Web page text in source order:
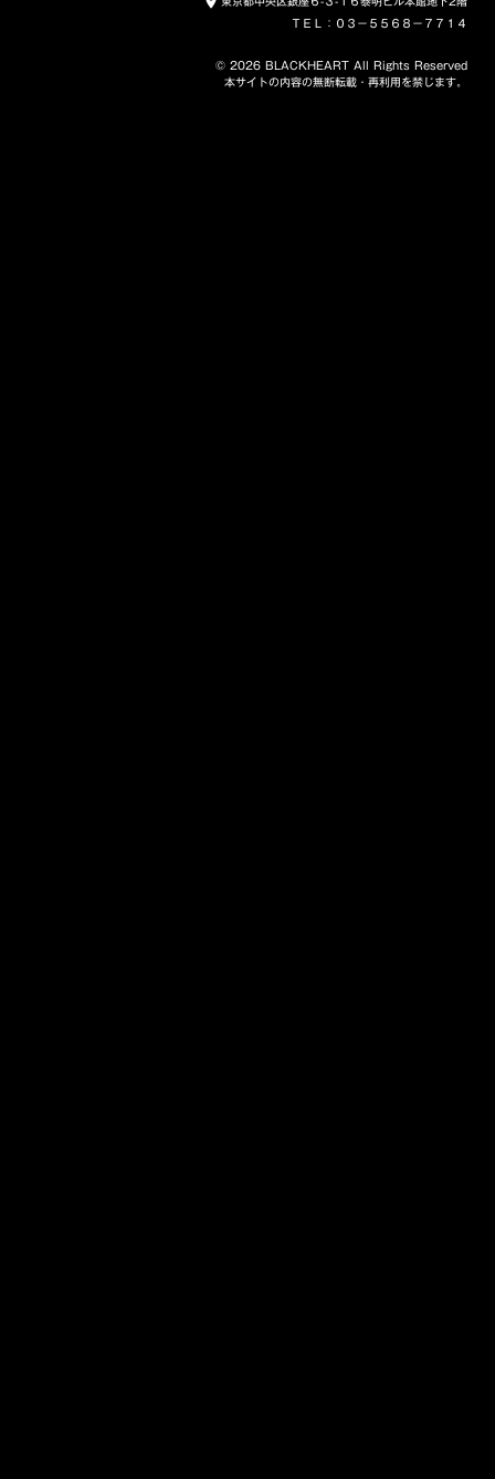
ＴＥＬ：０３－５５６８－７７１４
© 2026 BLACKHEART All Rights Reserved
本サイトの内容の無断転載・再利用を禁じます。